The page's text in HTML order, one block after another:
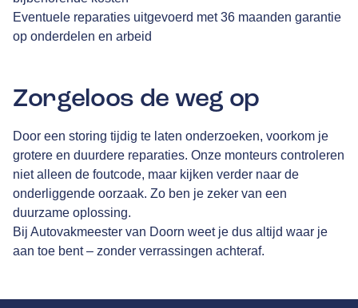
Eventuele reparaties uitgevoerd met 36 maanden garantie
op onderdelen en arbeid
Zorgeloos de weg op
Door een storing tijdig te laten onderzoeken, voorkom je
grotere en duurdere reparaties. Onze monteurs controleren
niet alleen de foutcode, maar kijken verder naar de
onderliggende oorzaak. Zo ben je zeker van een
duurzame oplossing.
Bij Autovakmeester van Doorn weet je dus altijd waar je
aan toe bent – zonder verrassingen achteraf.